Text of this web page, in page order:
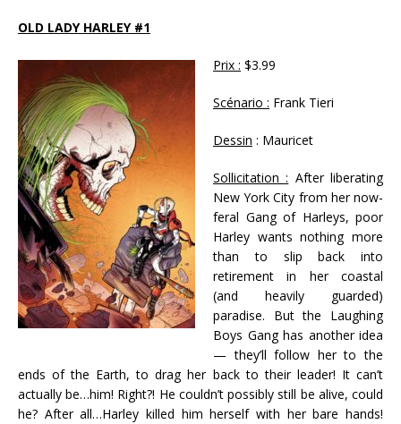
OLD LADY HARLEY #1
Prix : $3.99
Scénario : Frank Tieri
Dessin : Mauricet
Sollicitation : After liberating
New York City from her now-
feral Gang of Harleys, poor
Harley wants nothing more
than to slip back into
retirement in her coastal
(and heavily guarded)
paradise. But the Laughing
Boys Gang has another idea
— they’ll follow her to the
ends of the Earth, to drag her back to their leader! It can’t
actually be…him! Right?! He couldn’t possibly still be alive, could
he? After all…Harley killed him herself with her bare hands!